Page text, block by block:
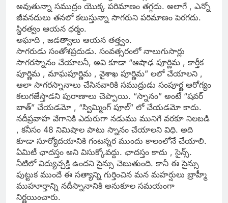
అవుతున్నా సముద్రం యొక్క పరిమాణం తగ్గదు. అలాగే , ఎన్నో
జీవనదులు తనలో కలుస్తున్నా సాగరుని పరిమాణం పెరగదు.
స్థిరత్వం ఆయన ధర్మం.
అఘాది , జడత్వాలు ఆయన తత్త్వం.
సాగరుడు సంతోశప్రదుడు. సంవత్సరంలో నాలుగుసార్లు
సాగరస్నానం చేయాలనీ, అవి కూడా “ఆషాఢ పూర్ణిమ , కార్తీక
పూర్ణిమ , మాఘపూర్ణిమ , వైశాఖ పూర్ణిమ” లలో చేయాలని ,
ఆలా సాగరస్నానాలు చేసినవారికి సముద్రుడు సంపూర్ణ ఆరోగ్యం
కలుగజేస్తాడని పురాణాలు చెప్పాయి. “స్నానం” అంటే “షవర్
బాత్” చేయడమో , “స్విమ్మింగ్ పూల్” లో చేయడమో కాదు.
నదీప్రవాహ వేగానికి ఎదురుగా నడుము మునిగే వరకూ నిలబడి
, కనీసం 48 నిమిషాల పాటు స్నానం చేయాలని విధి. అది
కూడా సూర్యోదయానికి గంటన్నర ముందు కాలంలోనే చేయాలి.
ఏమిటీ ఛాదస్తం అని విసుక్కోవద్దు. ఛాదస్తం కాదు , సైన్స్.
నీటిలో విద్యుచ్చక్తి ఉందని సైన్సు చెబుతుంది. కానీ ఈ సైన్సు
పుట్టుక ముందే ఈ సత్యాన్ని గుర్తించిన మన మహర్షులు బ్రాహ్మీ
ముహూర్తాన్ని నదీస్నానానికి అనుకూల సమయంగా
నిర్ణయించారు.